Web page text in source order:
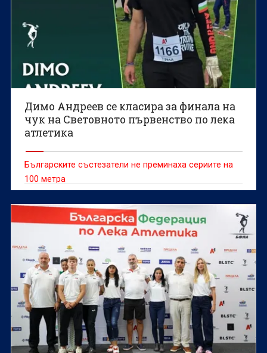
Димо Андреев се класира за финала на
чук на Световното първенство по лека
атлетика
Българските състезатели не преминаха сериите на
100 метра